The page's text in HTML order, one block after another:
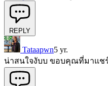
REPLY
Tataapwn5 yr.
น่าสนใจงับบ ขอบคุณที่มาแช